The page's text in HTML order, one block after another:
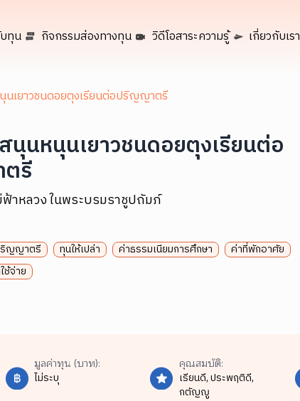
ทุน กิจกรรมส่องทางทุน วิดีโอสาระความรู้ เกี่ยวกับเรา
เยาวชนดอยตุงเรียนต่อปริญญาตรี
นหนุนเยาวชนดอยตุงเรียนต่อ
รี
าหลวง ในพระบรมราชูปถัมภ์
ริญญาตรี
ทุนให้เปล่า ค่าธรรมเนียมการศึกษา
ค่าที่พักอาศัย
จ่าย
มูลค่าทุน (บาท):
ไม่ระบุ
คุณสมบัติ:
เรียนดี,ประพฤติดี,
กตัญญู